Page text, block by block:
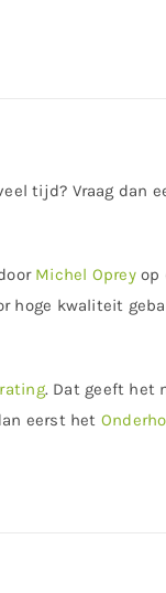
tijd? Vraag dan
Michel Opreyop
hoge kwaliteit
. Dat geeft het
eerst het